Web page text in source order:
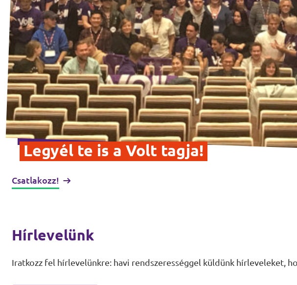
Legyél te is a Volt tagja!
Csatlakozz!
Hírlevelünk
Iratkozz fel hírlevelünkre: havi rendszerességgel küldünk hírleveleket,